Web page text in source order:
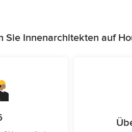
Sie Innenarchitekten auf